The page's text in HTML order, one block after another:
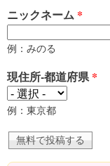
ニックネーム *
例：みのる
現住所-都道府県*
例：東京都